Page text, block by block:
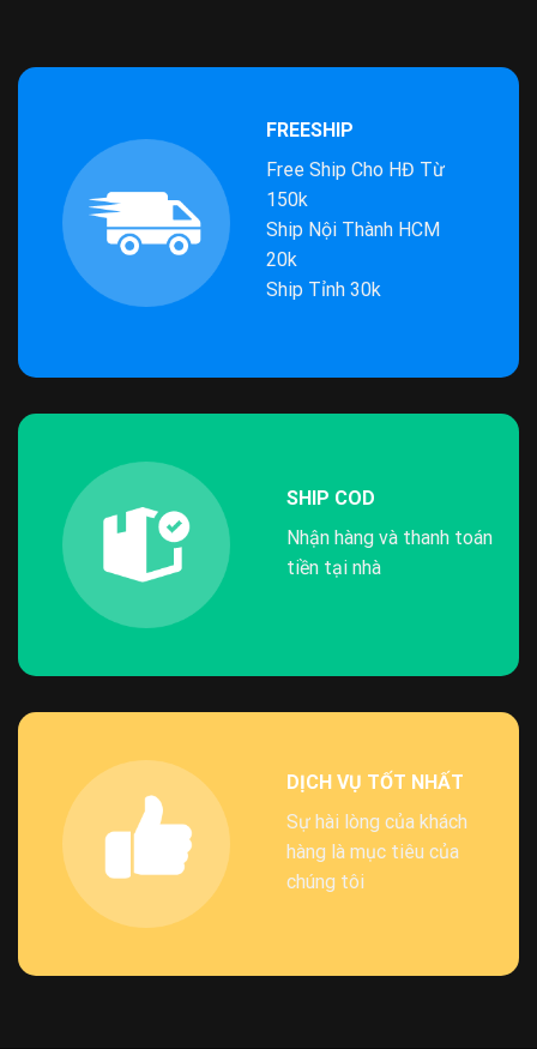
FREESHIP
Free Ship Cho HĐ Từ
150k
Ship Nội Thành HCM
20k
Ship Tỉnh 30k
SHIP COD
Nhận hàng và thanh toán
tiền tại nhà
DỊCH VỤ TỐT NHẤT
Sự hài lòng của khách
hàng là mục tiêu của
chúng tôi